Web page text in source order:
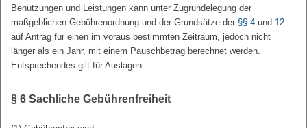
Benutzungen und Leistungen kann unter Zugrundelegung der
maßgeblichen Gebührenordnung und der Grundsätze der §§ 4 und 12
auf Antrag für einen im voraus bestimmten Zeitraum, jedoch nicht
länger als ein Jahr, mit einem Pauschbetrag berechnet werden.
Entsprechendes gilt für Auslagen.
§ 6 Sachliche Gebührenfreiheit